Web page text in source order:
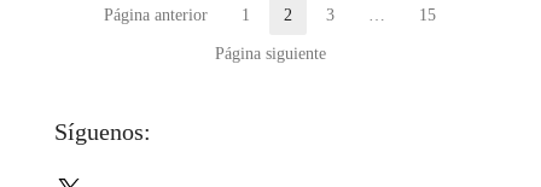
Paginación
Página anterior Página
1 Página
2 Página
3 … 15
Página siguiente
Síguenos: